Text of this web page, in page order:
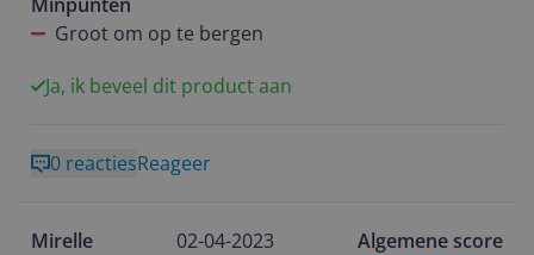
bak. Hierdoor kan je hem niet instellen zonder dat
de bak er al in zit.
Het apparaat is in zijn geheel best groot. Je hebt
Groot om op te bergen
Ja, ik beveel dit product aan
0 reactiesReageer
Mirelle 02-04-2023
Algemene score